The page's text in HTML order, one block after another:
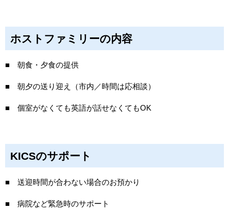
ホストファミリーの内容
■ 朝食・夕食の提供
■ 朝夕の送り迎え（市内／時間は応相談）
■ 個室がなくても英語が話せなくてもOK
KICSのサポート
■ 送迎時間が合わない場合のお預かり
■ 病院など緊急時のサポート